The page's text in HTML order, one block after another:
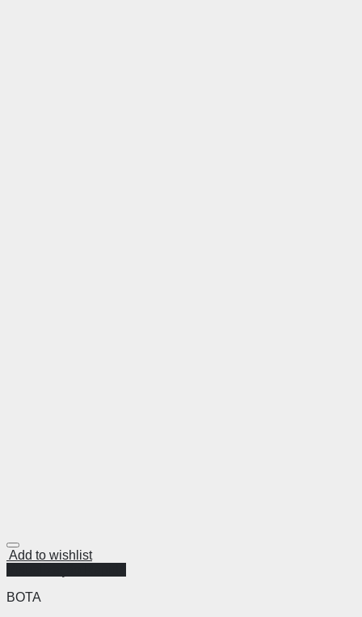
Add to wishlist
BOTA